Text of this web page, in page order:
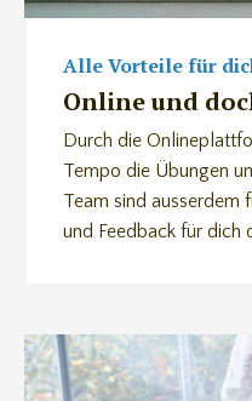
Alle Vorteile für
Online und
Durch die
Tempo die Übungen
Team sind ausserdem
und Feedback für dich